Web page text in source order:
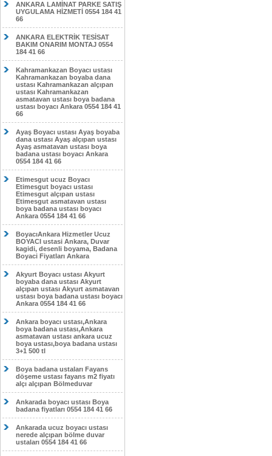
ANKARA LAMİNAT PARKE SATIŞ
UYGULAMA HİZMETİ 0554 184 41
66
ANKARA ELEKTRİK TESİSAT
BAKIM ONARIM MONTAJ 0554
184 41 66
Kahramankazan Boyacı ustası
Kahramankazan boyaba dana
ustası Kahramankazan alçıpan
ustası Kahramankazan
asmatavan ustası boya badana
ustası boyacı Ankara 0554 184 41
66
Ayaş Boyacı ustası Ayaş boyaba
dana ustası Ayaş alçıpan ustası
Ayaş asmatavan ustası boya
badana ustası boyacı Ankara
0554 184 41 66
Etimesgut ucuz Boyacı
Etimesgut boyacı ustası
Etimesgut alçıpan ustası
Etimesgut asmatavan ustası
boya badana ustası boyacı
Ankara 0554 184 41 66
BoyacıAnkara Hizmetler Ucuz
BOYACI ustasi Ankara, Duvar
kagidi, desenli boyama, Badana
Boyaci Fiyatları Ankara
Akyurt Boyacı ustası Akyurt
boyaba dana ustası Akyurt
alçıpan ustası Akyurt asmatavan
ustası boya badana ustası boyacı
Ankara 0554 184 41 66
Ankara boyacı ustası,Ankara
boya badana ustası,Ankara
asmatavan ustası ankara ucuz
boya ustası,boya badana ustası
3+1 500 tl
Boya badana ustaları Fayans
döşeme ustası fayans m2 fiyatı
alçı alçıpan Bölmeduvar
Ankarada boyacı ustası Boya
badana fiyatları 0554 184 41 66
Ankarada ucuz boyacı ustası
nerede alçıpan bölme duvar
ustaları 0554 184 41 66